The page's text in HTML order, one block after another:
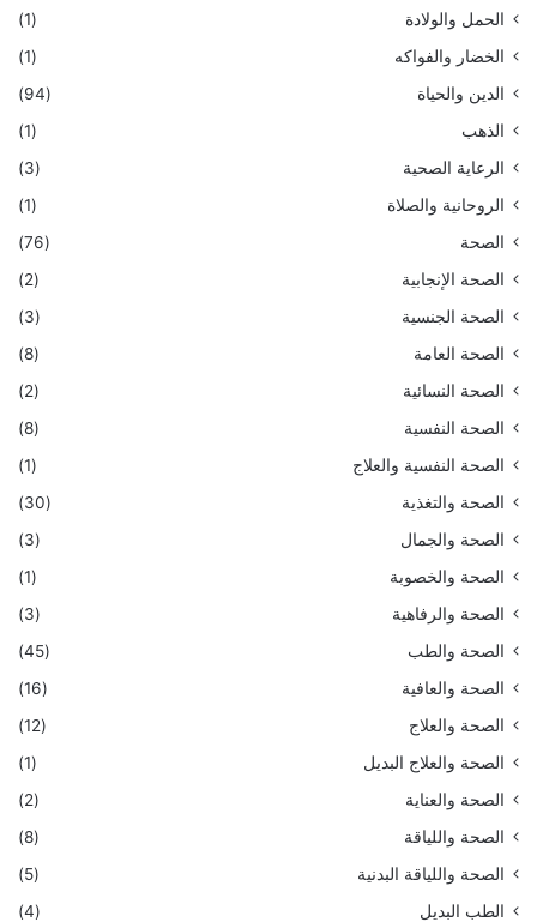
الحمل والولادة
(1)
الخضار والفواكه
(1)
الدين والحياة
(94)
الذهب
(1)
الرعاية الصحية
(3)
الروحانية والصلاة
(1)
الصحة
(76)
الصحة الإنجابية
(2)
الصحة الجنسية
(3)
الصحة العامة
(8)
الصحة النسائية
(2)
الصحة النفسية
(8)
الصحة النفسية والعلاج
(1)
الصحة والتغذية
(30)
الصحة والجمال
(3)
الصحة والخصوبة
(1)
الصحة والرفاهية
(3)
الصحة والطب
(45)
الصحة والعافية
(16)
الصحة والعلاج
(12)
الصحة والعلاج البديل
(1)
الصحة والعناية
(2)
الصحة واللياقة
(8)
الصحة واللياقة البدنية
(5)
الطب البديل
(4)